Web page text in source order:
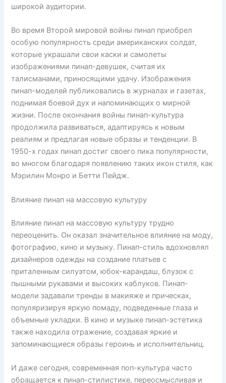
широкой аудитории.
Во время Второй мировой войны пинап приобрел
особую популярность среди американских солдат,
которые украшали свои каски и самолеты
изображениями пинап-девушек, считая их
талисманами, приносящими удачу. Изображения
пинап-моделей публиковались в журналах и газетах,
поднимая боевой дух и напоминающих о мирной
жизни. После окончания войны пинап-культура
продолжила развиваться, адаптируясь к новым
реалиям и предлагая новые образы и тенденции. В
1950-х годах пинап достиг своего пика популярности,
во многом благодаря появлению таких икон стиля, как
Мэрилин Монро и Бетти Пейдж.
Влияние пинап на массовую культуру
Влияние пинап на массовую культуру трудно
переоценить. Он оказал значительное влияние на моду,
фотографию, кино и музыку. Пинап-стиль вдохновлял
дизайнеров одежды на создание платьев с
приталенным силуэтом, юбок-карандаш, блузок с
пышными рукавами и высоких каблуков. Пинап-
модели задавали тренды в макияже и прическах,
популяризируя яркую помаду, подведенные глаза и
объемные укладки. В кино и музыке пинап-эстетика
также находила отражение, создавая яркие и
запоминающиеся образы героинь и исполнительниц.
И даже сегодня, современная поп-культура часто
обращается к пинап-стилистике, переосмысливая и